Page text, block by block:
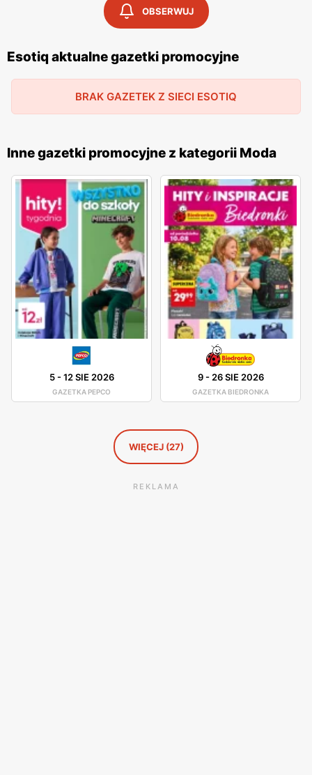
Esotiq są regularnie wydawane
Gazetkite prezentują najnowsze kolekcje,
wyprzedaże oraz specjalne oferty, dzięki czemu klientki
mogą planować swoje zakupy i korzystać z wyjątkowych
papierowej w sklepach, jak i online, co umożliwia łatwy
sprawia, że cieszą się one dużym uznaniem wśród klientek.
Firma stawia na innowacyjność i ciągłe udoskonalanie
swoich wyrobów, co pozwala na oferowanie bielizny, która
jest nie tylko modna, ale także wygodna i trwała. Sklepy
Esotiqsą obecne w całej Polsce, oferując swoje produkty
w licznych placówkach oraz w sklepie internetowym.
Dzięki temu klientki mają łatwy dostęp do szerokiej gamy
bielizny i odzieży domowej, które mogą zakupić w dogodny
dla siebie sposób. Firma kładzie duży nacisk na jakość
obsługi oraz pomoc w wyborze odpowiednich produktów,
co przekłada się na zadowolenie i lojalność klientek.
OBSERWUJ
Esotiq aktualne gazetki promocyjne
BRAK GAZETEK Z SIECI ESOTIQ
Inne gazetki promocyjne z kategorii Moda
5-12 SIE 2026
GAZETKA PEPCO
9-26 SIE 2026
GAZETKA BIEDRONKA
WIĘCEJ (27)
REKLAMA